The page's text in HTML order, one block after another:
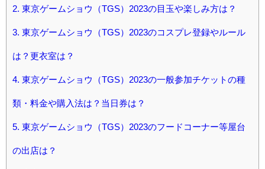
2. 東京ゲームショウ（TGS）2023の目玉や楽しみ方は？
3. 東京ゲームショウ（TGS）2023のコスプレ登録やルール
は？更衣室は？
4. 東京ゲームショウ（TGS）2023の一般参加チケットの種
類・料金や購入法は？当日券は？
5. 東京ゲームショウ（TGS）2023のフードコーナー等屋台
の出店は？